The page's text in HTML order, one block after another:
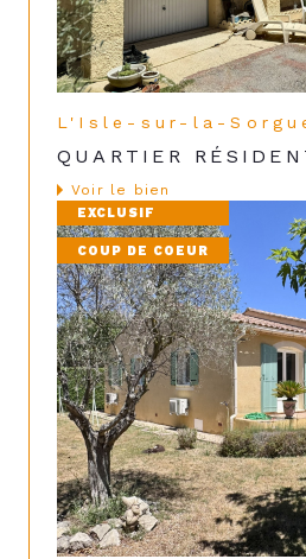
L'Isle-sur-la-
QUARTIER
voir le bien
EXCLUSIF
COUP DE COEUR